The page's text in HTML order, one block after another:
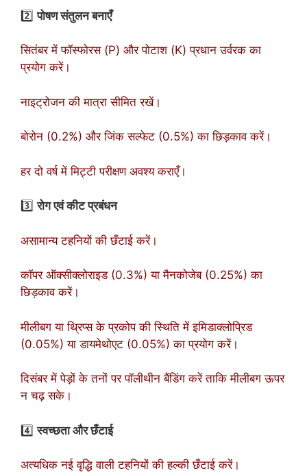
2️⃣पोषण संतुलन बनाएँ
सितंबर में फॉस्फोरस (P) और पोटाश (K) प्रधान उर्वरक का
प्रयोग करें।
नाइट्रोजन की मात्रा सीमित रखें।
बोरोन (0.2%) और जिंक सल्फेट (0.5%) का छिड़काव करें।
हर दो वर्ष में मिट्टी परीक्षण अवश्य कराएँ।
3️⃣रोग एवं कीट प्रबंधन
असामान्य टहनियों की छँटाई करें।
कॉपर ऑक्सीक्लोराइड (0.3%) या मैनकोजेब (0.25%) का
छिड़काव करें।
मीलीबग या थ्रिप्स के प्रकोप की स्थिति में इमिडाक्लोप्रिड
(0.05%) या डायमेथोएट (0.05%) का प्रयोग करें।
दिसंबर में पेड़ों के तनों पर पॉलीथीन बैंडिंग करें ताकि मीलीबग ऊपर
न चढ़ सके।
4️⃣स्वच्छता और छँटाई
अत्यधिक नई वृद्धि वाली टहनियों की हल्की छँटाई करें।